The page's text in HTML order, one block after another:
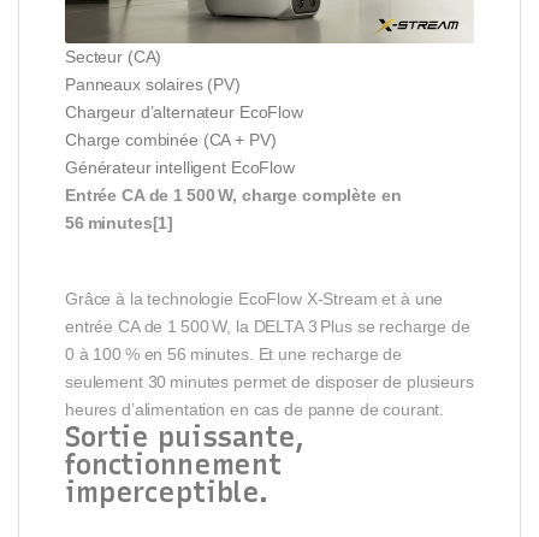
Secteur (CA)
Panneaux solaires (PV)
Chargeur d’alternateur EcoFlow
Charge combinée (CA + PV)
Générateur intelligent EcoFlow
Entrée CA de 1 500 W, charge complète en
56 minutes[1]
Grâce à la technologie EcoFlow X-Stream et à une
entrée CA de 1 500 W, la DELTA 3 Plus se recharge de
0 à 100 % en 56 minutes. Et une recharge de
seulement 30 minutes permet de disposer de plusieurs
heures d’alimentation en cas de panne de courant.
Sortie puissante,
fonctionnement
imperceptible.